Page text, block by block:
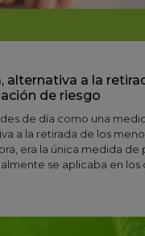
alternativa a la
de riesgo
de día como una
a la retirada de los
era la única medida
se aplicaba en los